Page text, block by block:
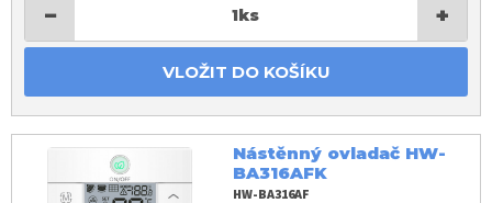
− 1ks +
VLOŽIT DO KOŠÍKU
Nástěnný ovladač HW-
BA316AFK
HW-BA316AF